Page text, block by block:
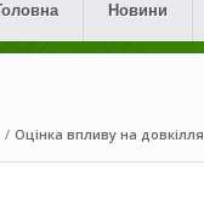
Новини
/ Оцінка впливу на довкілля